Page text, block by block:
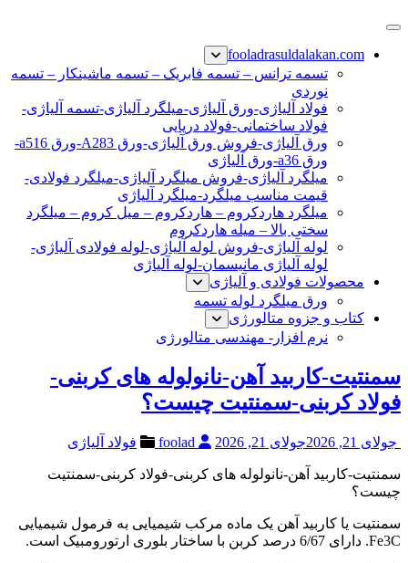
پرش
محتوا
نبشی فولادی-ناودانی فولادی-قیمت ورق-قیمت فولاد
fooladrasuldalakan.com
تسمه ترانس – تسمه فابریک – تسمه ماشینکار – تسمه
نوردی
فولاد آلیاژی-ورق آلیاژی-میلگرد آلیاژی-تسمه آلیاژی-
فولاد ساختمانی-فولاد دریایی
ورق آلیاژی-فروش ورق آلیاژی-ورق A283-ورق a516-
ورق a36-ورق آلیاژی
میلگرد آلیاژی-فروش میلگرد آلیاژی-میلگرد فولادی-
قیمت مناسب میلگرد-میلگرد آلیاژی
میلگرد هاردکروم – هاردکروم – میل کروم – میلگرد
سختی بالا – میله هاردکروم
لوله آلیاژی-فروش لوله آلیاژی-لوله فولادی آلیاژی-
لوله آلیاژی مانیسمان-لوله آلیاژی
محصولات فولادی و آلیاژی
ورق میلگرد لوله تسمه
کتاب و جزوه متالورژی
نرم افزار- مهندسی متالورژی
سمنتیت-کاربید آهن-نانولوله های کربنی-
فولاد کربنی-سمنتیت چیست؟
جولای 21, 2026 جولای 21, 2026 فولاد آلیاژی
سمنتیت-کاربید آهن-نانولوله های کربنی-فولاد کربنی-سمنتیت
چیست؟
سمنتیت یا کاربید آهن یک ماده مرکب شیمیایی به فرمول شیمیایی
Fe3C. دارای 6/67 درصد کربن با ساختار بلوری ارتورومبیک است.